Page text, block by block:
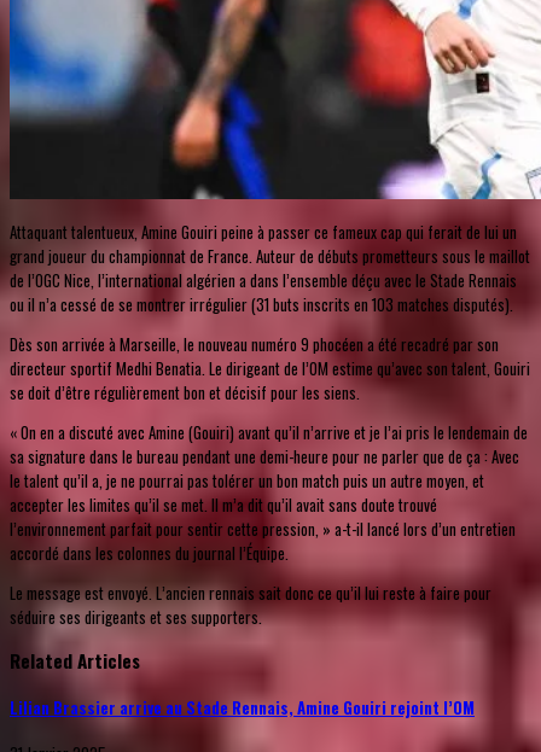
Attaquant talentueux, Amine Gouiri peine à passer ce fameux cap qui ferait de lui un
grand joueur du championnat de France. Auteur de débuts prometteurs sous le maillot
de l’OGC Nice, l’international algérien a dans l’ensemble déçu avec le Stade Rennais
ou il n’a cessé de se montrer irrégulier (31 buts inscrits en 103 matches disputés).
Dès son arrivée à Marseille, le nouveau numéro 9 phocéen a été recadré par son
directeur sportif Medhi Benatia. Le dirigeant de l’OM estime qu’avec son talent, Gouiri
se doit d’être régulièrement bon et décisif pour les siens.
« On en a discuté avec Amine (Gouiri) avant qu’il n’arrive et je l’ai pris le lendemain de
sa signature dans le bureau pendant une demi-heure pour ne parler que de ça : Avec
le talent qu’il a, je ne pourrai pas tolérer un bon match puis un autre moyen, et
accepter les limites qu’il se met. Il m’a dit qu’il avait sans doute trouvé
l’environnement parfait pour sentir cette pression, » a-t-il lancé lors d’un entretien
accordé dans les colonnes du journal l’Équipe.
Le message est envoyé. L’ancien rennais sait donc ce qu’il lui reste à faire pour
séduire ses dirigeants et ses supporters.
Related Articles
Lilian Brassier arrive au Stade Rennais, Amine Gouiri rejoint l’OM